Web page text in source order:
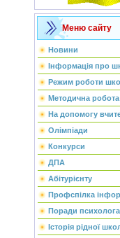
Меню сайту
Новини
Інформація про
Режим роботи
Методична робота
На допомогу
Олімпіади
Конкурси
ДПА
Абітурієнту
Профспілка
Поради психолога
Історія рідної